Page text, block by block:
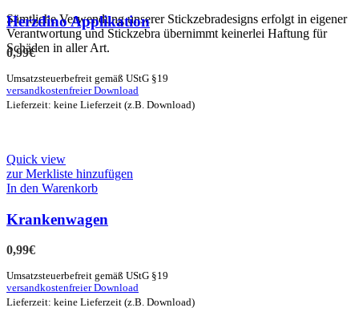
Sämtliche Verwendung unserer Stickzebradesigns erfolgt in eigener
Verantwortung und Stickzebra übernimmt keinerlei Haftung für
Schäden in aller Art.
Herzdino Applikation
0,99€
Umsatzsteuerbefreit gemäß UStG §19
versandkostenfreier Download
Lieferzeit: keine Lieferzeit (z.B. Download)
Quick view
zur Merkliste hinzufügen
In den Warenkorb
Krankenwagen
0,99€
Umsatzsteuerbefreit gemäß UStG §19
versandkostenfreier Download
Lieferzeit: keine Lieferzeit (z.B. Download)